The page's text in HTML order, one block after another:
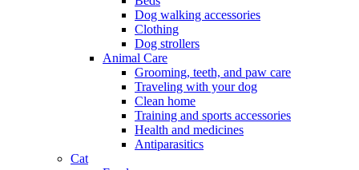
Dog walking accessories
Clothing
Dog strollers
Animal Care
Grooming, teeth, and paw care
Traveling with your dog
Clean home
Training and sports accessories
Health and medicines
Antiparasitics
Cat